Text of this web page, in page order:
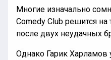
Многие изначально
Comedy Club решится
после двух неудачных
Однако Гарик Харламов